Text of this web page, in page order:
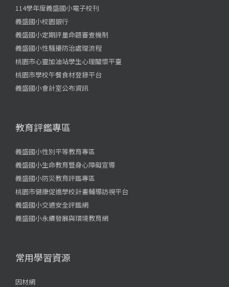
114學年度義盛國小電子校刊
義盛國小校園銀行
義盛國小定期評量命題審查機制
義盛國小性騷擾防治處理流程
桃園市心靈加油站學生心理關懷平臺
桃園市學校午餐食材登錄平台
義盛國小會計室公布資訊
教育評鑑專區
義盛國小性別平等教育專區
義盛國小生命教育暨身心障礙宣導
義盛國小防災教育評鑑專區
桃園市健康促進學校計畫輔導訪視平台
義盛國小交通安全評鑑網
義盛國小永續發展與環境教育網
常用學習資源
因材網